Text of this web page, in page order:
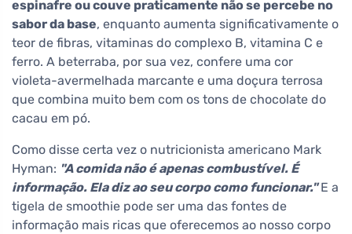
espinafre ou couve praticamente não se percebe no
sabor da base, enquanto aumenta significativamente o
teor de fibras, vitaminas do complexo B, vitamina C e
ferro. A beterraba, por sua vez, confere uma cor
violeta-avermelhada marcante e uma doçura terrosa
que combina muito bem com os tons de chocolate do
cacau em pó.
Como disse certa vez o nutricionista americano Mark
Hyman: "A comida não é apenas combustível. É
informação. Ela diz ao seu corpo como funcionar."E a
tigela de smoothie pode ser uma das fontes de
informação mais ricas que oferecemos ao nosso corpo